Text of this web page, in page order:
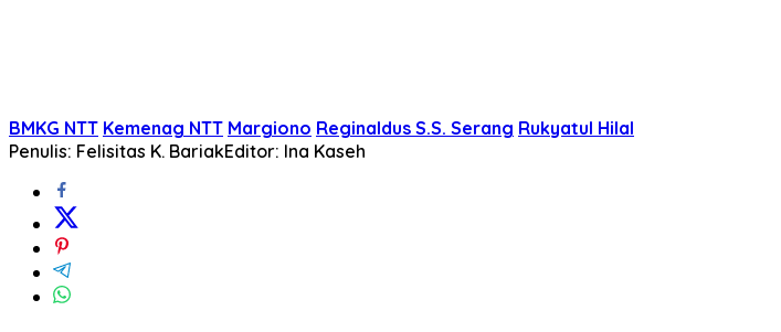
BMKG NTT Kemenag NTT Margiono Reginaldus S.S. Serang Rukyatul Hilal
Penulis: Felisitas K. BariakEditor: Ina Kaseh